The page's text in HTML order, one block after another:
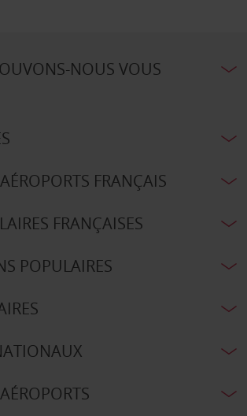
NOUS VOUS
FRANÇAIS
FRANÇAISES
POPULAIRES